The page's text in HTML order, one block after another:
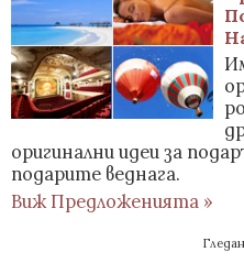
оригинални идеи за
подарите веднага.
Виж Предложенията »